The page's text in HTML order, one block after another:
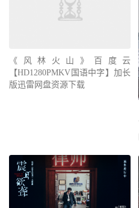
《风林火山》百度云
【HD1280PMKV国语中字】加长
版迅雷网盘资源下载